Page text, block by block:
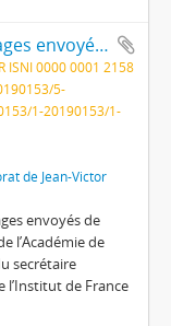
« Rapport sur les ouvrages envoyés de Rome, par les pensionnaires de l’Académie de France, pour l’année 1852 »
ISNI 0000 0001 2158
5-
1-20190153/1-
de Jean-Victor
envoyés de
l’Académie de
secrétaire
l’Institut de France